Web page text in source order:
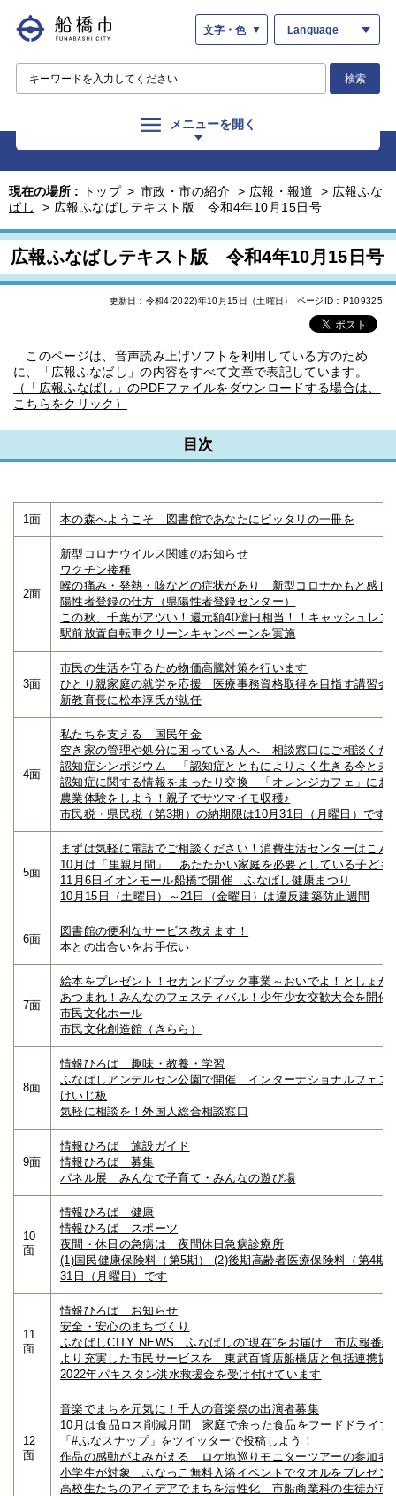
文字・色 Language
検索
メニューを開く
現在の場所 : トップ > 市政・市の紹介 > 広報・報道 > 広報ふな
ばし
> 広報ふなばしテキスト版 令和4年10月15日号
広報ふなばしテキスト版 令和4年10月15日号
更新日：令和4(2022)年10月15日（土曜日） ページID：P109325
このページは、音声読み上げソフトを利用している方のため
に、「広報ふなばし」の内容をすべて文章で表記しています。
（「広報ふなばし」のPDFファイルをダウンロードする場合は、
こちらをクリック）
目次
1面 本の森へようこそ 図書館であなたにピッタリの一冊を
2面
新型コロナウイルス関連のお知らせ
ワクチン接種
喉の痛み・発熱・咳などの症状があり 新型コロナかもと感
陽性者登録の仕方（県陽性者登録センター）
この秋、千葉がアツい！還元額40億円相当！！キャッシュレ
駅前放置自転車クリーンキャンペーンを実施
3面
市民の生活を守るため物価高騰対策を行います
ひとり親家庭の就労を応援 医療事務資格取得を目指す講習会
新教育長に松本淳氏が就任
4面
私たちを支える 国民年金
空き家の管理や処分に困っている人へ 相談窓口にご相談くだ
認知症シンポジウム 「認知症とともによりよく生きる今と未
認知症に関する情報をまったり交換 「オレンジカフェ」にお
農業体験をしよう！親子でサツマイモ収穫♪
市民税・県民税（第3期）の納期限は10月31日（月曜日）です
5面
まずは気軽に電話でご相談ください！消費生活センターはこん
10月は「里親月間」 あたたかい家庭を必要としている子ども
11月6日イオンモール船橋で開催 ふなばし健康まつり
10月15日（土曜日）～21日（金曜日）は違反建築防止週間
6面
図書館の便利なサービス教えます！
本との出合いをお手伝い
7面
絵本をプレゼント！セカンドブック事業～おいでよ！としょか
あつまれ！みんなのフェスティバル！少年少女交歓大会を開催
市民文化ホール
市民文化創造館（きらら）
8面
情報ひろば 趣味・教養・学習
ふなばしアンデルセン公園で開催 インターナショナルフェス
けいじ板
気軽に相談を！外国人総合相談窓口
9面
情報ひろば 施設ガイド
情報ひろば 募集
パネル展 みんなで子育て・みんなの遊び場
10
面
情報ひろば 健康
情報ひろば スポーツ
夜間・休日の急病は 夜間休日急病診療所
(1)国民健康保険料（第5期） (2)後期高齢者医療保険料（第4期
31日（月曜日）です
11
面
情報ひろば お知らせ
安全・安心のまちづくり
ふなばしCITY NEWS ふなばしの“現在”をお届け 市広報番
より充実した市民サービスを 東武百貨店船橋店と包括連携協
2022年パキスタン洪水救援金を受け付けています
12
面
音楽でまちを元気に！千人の音楽祭の出演者募集
10月は食品ロス削減月間 家庭で余った食品をフードドライブ
「#ふなスナップ」をツイッターで投稿しよう！
作品の感動がよみがえる ロケ地巡りモニターツアーの参加者
小学生が対象 ふなっこ無料入浴イベントでタオルをプレゼン
高校生たちのアイデアでまちを活性化 市船商業科の生徒が市